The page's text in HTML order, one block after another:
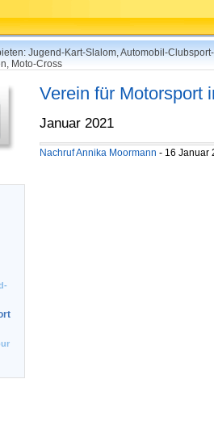
Jugend-Kart-Slalom, Automobil-
Moto-Cross
Verein für Motorsport
Januar 2021
Nachruf Annika Moormann - 16 Januar